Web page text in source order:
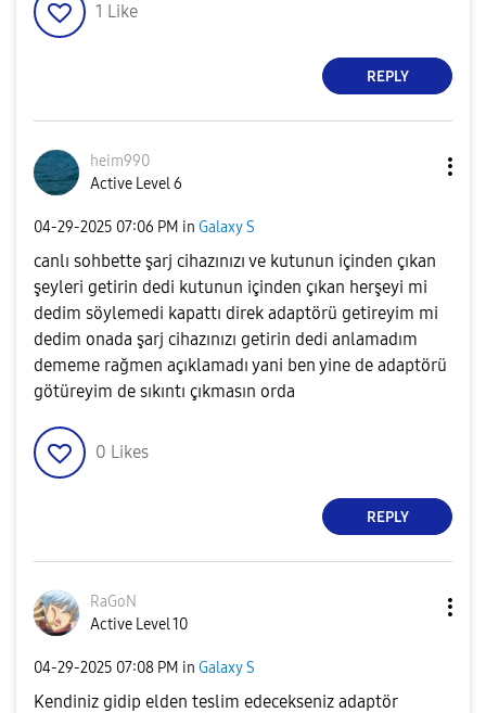
1 Like
REPLY
heim990
Active Level 6
‎04-29-2025 07:06 PM in Galaxy S
canlı sohbette şarj cihazınızı ve kutunun içinden çıkan
şeyleri getirin dedi kutunun içinden çıkan herşeyi mi
dedim söylemedi kapattı direk adaptörü getireyim mi
dedim onada şarj cihazınızı getirin dedi anlamadım
dememe rağmen açıklamadı yani ben yine de adaptörü
götüreyim de sıkıntı çıkmasın orda
0 Likes
REPLY
RaGoN
Active Level 10
‎04-29-2025 07:08 PM in Galaxy S
Kendiniz gidip elden teslim edecekseniz adaptör